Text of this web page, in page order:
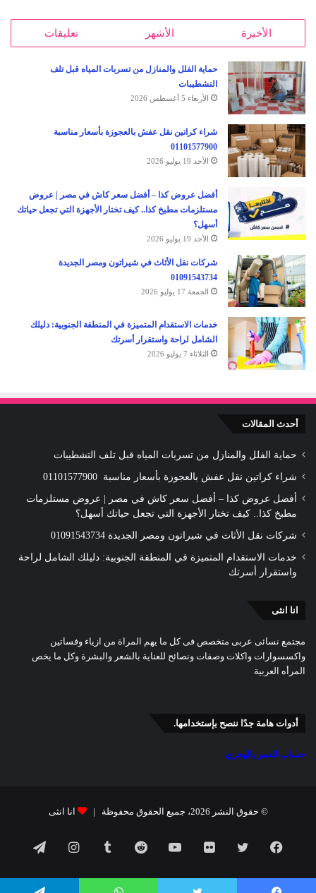
الأخيرة الأشهر تعليقات
حماية الفلل والمنازل من تسربات المياه قبل تلف
التشطيبات
الأربعاء 5 أغسطس 2026
شراء كراتين نقل عفش بالعجوزة بأسعار مناسبة
01101577900
الأحد 19 يوليو 2026
أفضل عروض كذا – أفضل سعر كاش في مصر | عروض
مستلزمات مطبخ كذا.. كيف تختار الأجهزة التي تجعل حياتك
أسهل؟
الأحد 19 يوليو 2026
شركات نقل الأثاث في شيراتون ومصر الجديدة
01091543734
الجمعة 17 يوليو 2026
خدمات الاستقدام المتميزة في المنطقة الجنوبية: دليلك
الشامل لراحة واستقرار أسرتك
الثلاثاء 7 يوليو 2026
أحدث المقالات
حماية الفلل والمنازل من تسربات المياه قبل تلف التشطيبات
شراء كراتين نقل عفش بالعجوزة بأسعار مناسبة 01101577900
أفضل عروض كذا – أفضل سعر كاش في مصر | عروض مستلزمات
مطبخ كذا.. كيف تختار الأجهزة التي تجعل حياتك أسهل؟
شركات نقل الأثاث في شيراتون ومصر الجديدة 01091543734
خدمات الاستقدام المتميزة في المنطقة الجنوبية: دليلك الشامل لراحة
واستقرار أسرتك
انا انثى
مجتمع نسائى عربى متخصص فى كل ما يهم المراة من ازياء وفساتين
واكسسوارات واكلات وصفات ونصائح للعناية بالشعر والبشرة وكل ما يخص
المرأه العربية
أدوات هامة جدًا ننصح بإستخدامها.
حساب العمر بالهجري
© حقوق النشر 2026، جميع الحقوق محفوظة | انا انثى
فيسبوك تويتر صور
من
يوتيوب ‏Tumblr انستقرام